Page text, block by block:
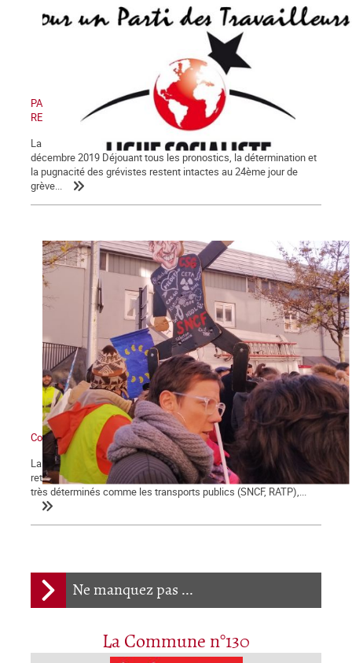
Ne manquez pas ...
La Commune n°130
PAS DE RETRAIT, PAS DE TRÊVE ! PAS DE RETRAIT, PAS DE
RENTRÉE !
La Lettre de La Commune, nouvelle série, n° 123 - Samedi 28
décembre 2019 Déjouant tous les pronostics, la détermination et
la pugnacité des grévistes restent intactes au 24ème jour de
grève...
Contre Macron et sa réforme des retraites : grève générale !
La démonstration de force des salariés contre la réforme des
retraites engagée le 5 décembre se poursuit et certains secteurs
très déterminés comme les transports publics (SNCF, RATP),...